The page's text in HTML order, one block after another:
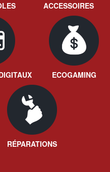
ACCESSOIRES
ECOGAMING
RÉPARATIONS